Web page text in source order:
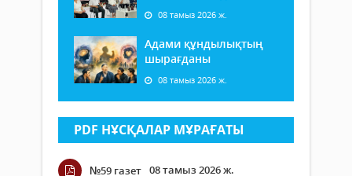
08 тамыз 2026 ж.
Адами құндылықтың
шырағданы
08 тамыз 2026 ж.
PDF НҰСҚАЛАР МҰРАҒАТЫ
№59 газет 08 тамыз 2026 ж.